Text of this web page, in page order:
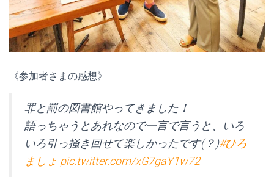
《参加者さまの感想》
罪と罰の図書館やってきました！
語っちゃうとあれなので一言で言うと、いろ
いろ引っ掻き回せて楽しかったです(？)#ひろ
ましょ pic.twitter.com/xG7gaY1w72